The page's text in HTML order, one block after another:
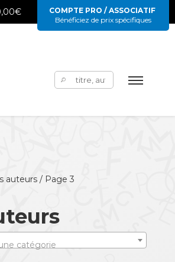
COMPTE PRO / ASSOCIATIF
Bénéficiez de prix spécifiques
Rechercher :
auteurs/ Page 3
catégorie